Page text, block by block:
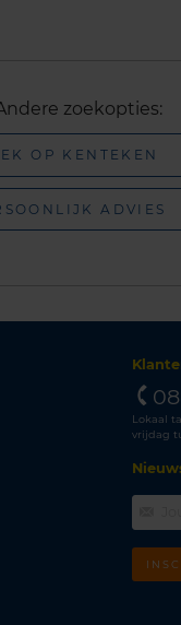
zoekopties:
OP KENTEKEN
ADVIES
Lokaal
vrijdag